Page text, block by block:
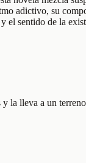
adictivo, su
el sentido de la
la lleva a un